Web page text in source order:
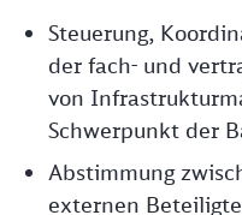
Steuerung,
der fach- und
von
Schwerpunkt der
Abstimmung
externen